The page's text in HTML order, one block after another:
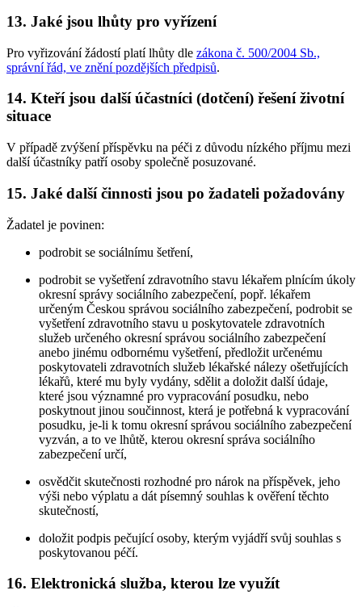
13. Jaké jsou lhůty pro vyřízení
Pro vyřizování žádostí platí lhůty dle zákona č. 500/2004 Sb.,
správní řád, ve znění pozdějších předpisů.
14. Kteří jsou další účastníci (dotčení) řešení životní
situace
V případě zvýšení příspěvku na péči z důvodu nízkého příjmu mezi
další účastníky patří osoby společně posuzované.
15. Jaké další činnosti jsou po žadateli požadovány
Žadatel je povinen:
podrobit se sociálnímu šetření,
podrobit se vyšetření zdravotního stavu lékařem plnícím úkoly
okresní správy sociálního zabezpečení, popř. lékařem
určeným Českou správou sociálního zabezpečení, podrobit se
vyšetření zdravotního stavu u poskytovatele zdravotních
služeb určeného okresní správou sociálního zabezpečení
anebo jinému odbornému vyšetření, předložit určenému
poskytovateli zdravotních služeb lékařské nálezy ošetřujících
lékařů, které mu byly vydány, sdělit a doložit další údaje,
které jsou významné pro vypracování posudku, nebo
poskytnout jinou součinnost, která je potřebná k vypracování
posudku, je-li k tomu okresní správou sociálního zabezpečení
vyzván, a to ve lhůtě, kterou okresní správa sociálního
zabezpečení určí,
osvědčit skutečnosti rozhodné pro nárok na příspěvek, jeho
výši nebo výplatu a dát písemný souhlas k ověření těchto
skutečností,
doložit podpis pečující osoby, kterým vyjádří svůj souhlas s
poskytovanou péčí.
16. Elektronická služba, kterou lze využít